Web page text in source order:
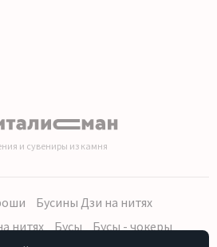
и сувениры из камня
Бусины Дзи на нитях
нитях
Бусы
Бусы - чокеры